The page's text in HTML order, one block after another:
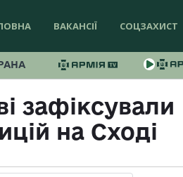
ВАКАНСІЇ СОЦЗАХИСТ
зафіксували
на Сході